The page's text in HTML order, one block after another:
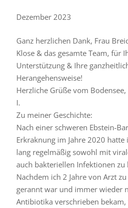
Dezember 2023
Ganz herzlichen Dank, Frau
Klose & das gesamte Team, für
Unterstützung & Ihre
Herangehensweise!
Herzliche Grüße vom Bodensee,
I.
Zu meiner Geschichte:
Nach einer schweren Ebstein-
Erkraknung im Jahre 2020 hatte
lang regelmäßig sowohl mit
auch bakteriellen Infektionen zu
Nachdem ich 2 Jahre von Arzt
gerannt war und immer wieder
Antibiotika verschrieben